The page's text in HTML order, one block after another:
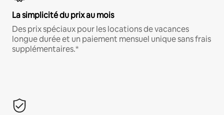
La simplicité du prix au mois
Des prix spéciaux pour les locations de vacances
longue durée et un paiement mensuel unique sans frais
supplémentaires.*